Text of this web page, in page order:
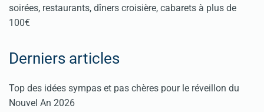
soirées, restaurants, dîners croisière, cabarets à plus de
100€
Derniers articles
Top des idées sympas et pas chères pour le réveillon du
Nouvel An 2026